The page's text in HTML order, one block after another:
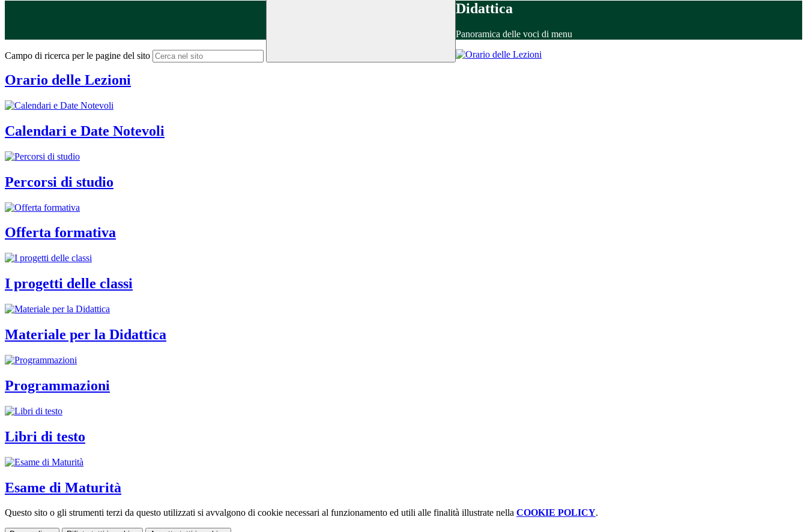
Campo di ricerca per le pagine del sito
Didattica
Panoramica delle voci di menu
Orario delle Lezioni
Calendari e Date Notevoli
Percorsi di studio
Offerta formativa
I progetti delle classi
Materiale per la Didattica
Programmazioni
Libri di testo
Esame di Maturità
Questo sito o gli strumenti terzi da questo utilizzati si avvalgono di cookie necessari al funzionamento ed utili alle finalità illustrate nella COOKIE POLICY.